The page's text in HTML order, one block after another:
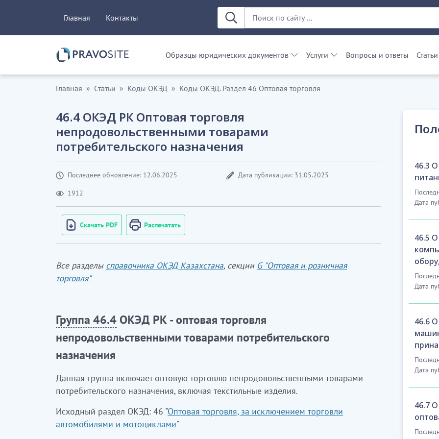
Главная Контакты
Образцы юридических документов Услуги Вопросы и ответы Статьи
Главная Статьи Коды ОКЭД Коды ОКЭД. Раздел 46 Оптовая торговля
46.4 ОКЭД РК Оптовая торговля
непродовольственными товарами
потребительского назначения
Последнее обновление: 12.06.2025 Дата публикации: 31.05.2025
1912
Скачать PDF Распечатать
Все разделы справочника ОКЭД Казахстана, секции G "Оптовая и розничная
торговля"
Группа 46.4 ОКЭД РК - оптовая торговля
непродовольственными товарами потребительского
назначения
Данная группа включает оптовую торговлю непродовольственными товарами
потребительского назначения, включая текстильные изделия.
Исходный раздел ОКЭД: 46 "Оптовая торговля, за исключением торговли
автомобилями и мотоциклами"
46.3
Дата
46.5
Дата
46.6
Дата
46.7